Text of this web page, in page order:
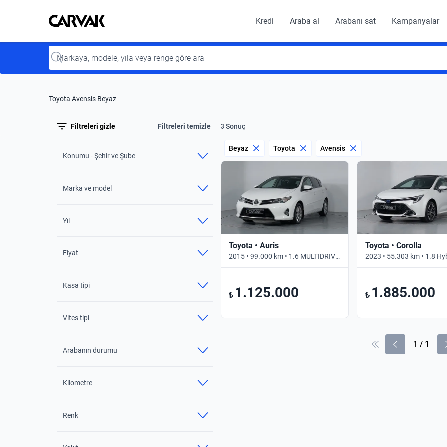
Kavak
Kavak Kredi Araba al Arabanı sat Kampanyalar
Input
Toyota Avensis Beyaz
Filtreleri gizle Filtreleri temizle 3 Sonuç
Konumu - Şehir ve Şube
Marka ve model
Yıl
Fiyat
Kasa tipi
Vites tipi
Arabanın durumu
Kilometre
Renk
Beyaz Toyota Avensis
Toyota • Auris
2015 • 99.000 km • 1.6 MULTIDRIVE S ADVANCE SKYPACK • Otomatik
₺ 1.125.000
Toyota • Corolla
₺ 1.885.000
1 / 1